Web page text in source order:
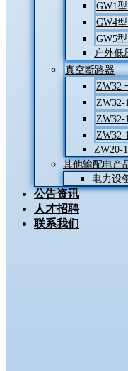
GW1
GW4
GW5
户外低
真空断路器
ZW32
ZW32-
ZW32-
ZW32-
ZW20-
其他输配电产
电力设
公告资讯
人才招聘
联系我们